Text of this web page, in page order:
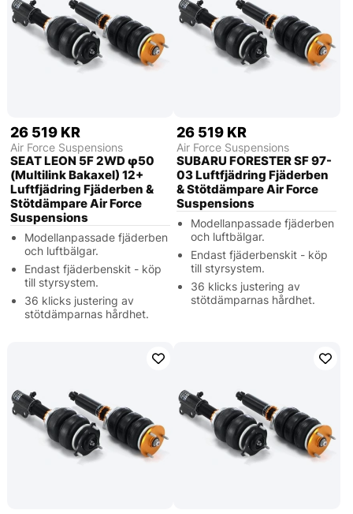
26 519 KR
Air Force Suspensions
SEAT LEON 5F 2WD φ50
(Multilink Bakaxel) 12+
Luftfjädring Fjäderben &
Stötdämpare Air Force
Suspensions
Modellanpassade fjäderben
och luftbälgar.
Endast fjäderbenskit - köp
till styrsystem.
36 klicks justering av
stötdämparnas hårdhet.
26 519 KR
Air Force Suspensions
SUBARU FORESTER SF 97-
03 Luftfjädring Fjäderben
& Stötdämpare Air Force
Suspensions
Modellanpassade fjäderben
och luftbälgar.
Endast fjäderbenskit - köp
till styrsystem.
36 klicks justering av
stötdämparnas hårdhet.